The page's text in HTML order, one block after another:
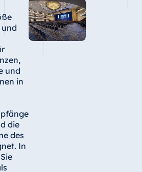
und
in
die
des
In